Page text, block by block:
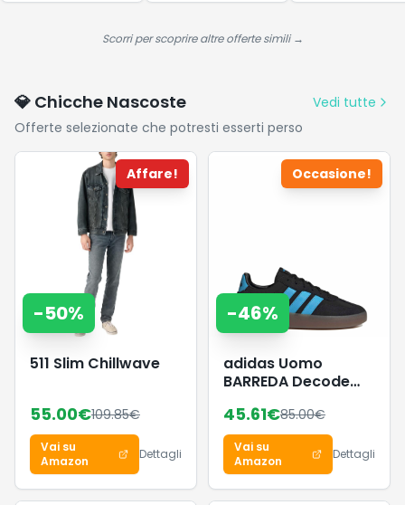
gassate, senza
bevande 12h
calde & 48h
fredde,
perfetta fuori
casa
ES4519
Scorri per scoprire altre offerte simili →
💎 Chicche Nascoste
Vedi tutte
Offerte selezionate che potresti esserti perso
Affare!
-50%
511 Slim Chillwave
55.00€109.85€
Vai su
Amazon
Dettagli
Occasione!
-46%
adidas Uomo
BARREDA Decode
Black/Lucid
Aquamarine/GUM5,
38 EU
45.61€85.00€
Vai su
Amazon
Dettagli